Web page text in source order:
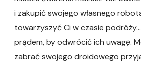
i zakupić swojego własnego
towarzyszyć Ci w czasie
prądem, by odwrócić ich uwagę.
zabrać swojego droidowego